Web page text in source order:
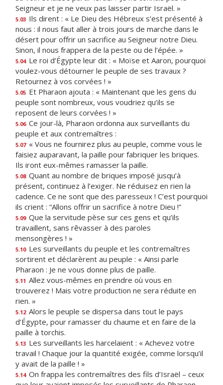
Seigneur et je ne veux pas laisser partir Israël. »
5.03 Ils dirent : « Le Dieu des Hébreux s’est présenté à
nous : il nous faut aller à trois jours de marche dans le
désert pour offrir un sacrifice au Seigneur notre Dieu.
Sinon, il nous frappera de la peste ou de l’épée. »
5.04 Le roi d’Égypte leur dit : « Moïse et Aaron, pourquoi
voulez-vous détourner le peuple de ses travaux ?
Retournez à vos corvées ! »
5.05 Et Pharaon ajouta : « Maintenant que les gens du
peuple sont nombreux, vous voudriez qu’ils se
reposent de leurs corvées ! »
5.06 Ce jour-là, Pharaon ordonna aux surveillants du
peuple et aux contremaîtres :
5.07 « Vous ne fournirez plus au peuple, comme vous le
faisiez auparavant, la paille pour fabriquer les briques.
Ils iront eux-mêmes ramasser la paille.
5.08 Quant au nombre de briques imposé jusqu’à
présent, continuez à l’exiger. Ne réduisez en rien la
cadence. Ce ne sont que des paresseux ! C’est pourquoi
ils crient : “Allons offrir un sacrifice à notre Dieu !”
5.09 Que la servitude pèse sur ces gens et qu’ils
travaillent, sans rêvasser à des paroles
mensongères ! »
5.10 Les surveillants du peuple et les contremaîtres
sortirent et déclarèrent au peuple : « Ainsi parle
Pharaon : Je ne vous donne plus de paille.
5.11 Allez vous-mêmes en prendre où vous en
trouverez ! Mais votre production ne sera réduite en
rien. »
5.12 Alors le peuple se dispersa dans tout le pays
d’Égypte, pour ramasser du chaume et en faire de la
paille à torchis.
5.13 Les surveillants les harcelaient : « Achevez votre
travail ! Chaque jour la quantité exigée, comme lorsqu’il
y avait de la paille ! »
5.14 On frappa les contremaîtres des fils d’Israël – ceux